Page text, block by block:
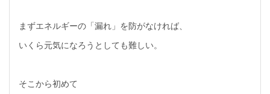
まずエネルギーの「漏れ」を防がなければ、
いくら元気になろうとしても難しい。
そこから初めて